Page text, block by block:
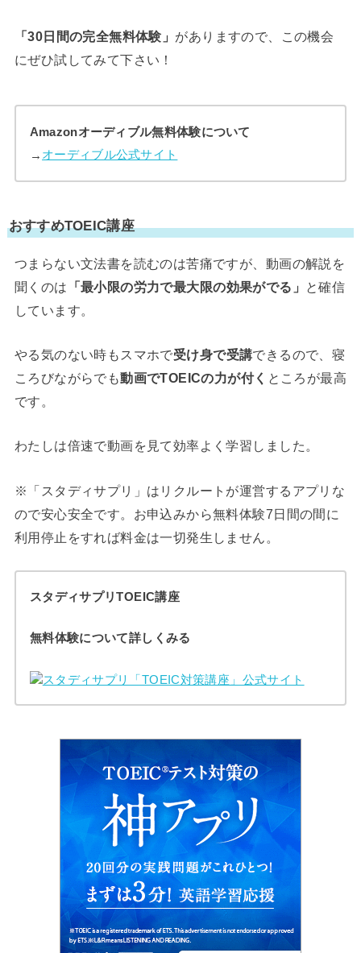
「30日間の完全無料体験」 がありますので、この機会
にぜひ試してみて下さい！
Amazonオーディブル無料体験について
→ オーディブル公式サイト
おすすめTOEIC講座
つまらない文法書を読むのは苦痛ですが、動画の解説を
聞くのは 「最小限の労力で最大限の効果がでる」
と確信
しています。
やる気のない時もスマホで受け身で受講できるので、寝
ころびながらでも動画でTOEICの力が付く ところが最高
です。
わたしは倍速で動画を見て効率よく学習しました。
※「スタディサプリ」はリクルートが運営するアプリな
ので安心安全です。お申込みから無料体験7日間の間に
利用停止をすれば料金は一切発生しません。
スタディサプリTOEIC講座
無料体験について詳しくみる
スタディサプリ「TOEIC対策講座」公式サイト